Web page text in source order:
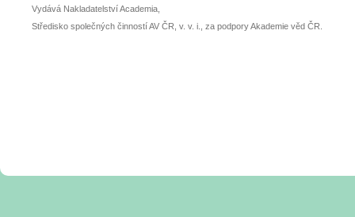
Vydává Nakladatelství Academia,
Středisko společných činností AV ČR, v. v. i., za podpory Akademie věd ČR.